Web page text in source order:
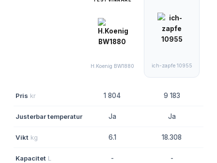
H.Koenig BW1880 ich-zapfe 10955
Pris kr 1 804 9 183
Justerbar temperatur Ja Ja
Vikt kg 6.1 18.308
Kapacitet L - -